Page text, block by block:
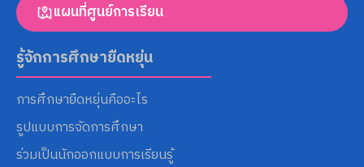
Search
for:
แผนที่ศูนย์การเรียน
รู้จักการศึกษายืดหยุ่น
การศึกษายืดหยุ่นคืออะไร
รูปแบบการจัดการศึกษา
ร่วมเป็นนักออกแบบการเรียนรู้